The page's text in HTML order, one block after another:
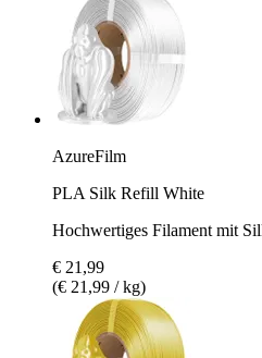
AzureFilm
PLA Silk Refill White
Hochwertiges Filament mit
€ 21,99
(€ 21,99 / kg)